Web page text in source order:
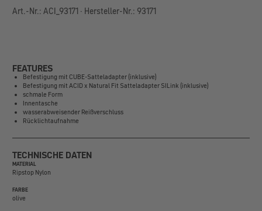
Art.-Nr.: ACI_93171 · Hersteller-Nr.: 93171
FEATURES
Befestigung mit CUBE-Satteladapter (inklusive)
Befestigung mit ACID x Natural Fit Satteladapter SILink (inklusive)
schmale Form
Innentasche
wasserabweisender Reißverschluss
Rücklichtaufnahme
TECHNISCHE DATEN
MATERIAL
Ripstop Nylon
FARBE
olive